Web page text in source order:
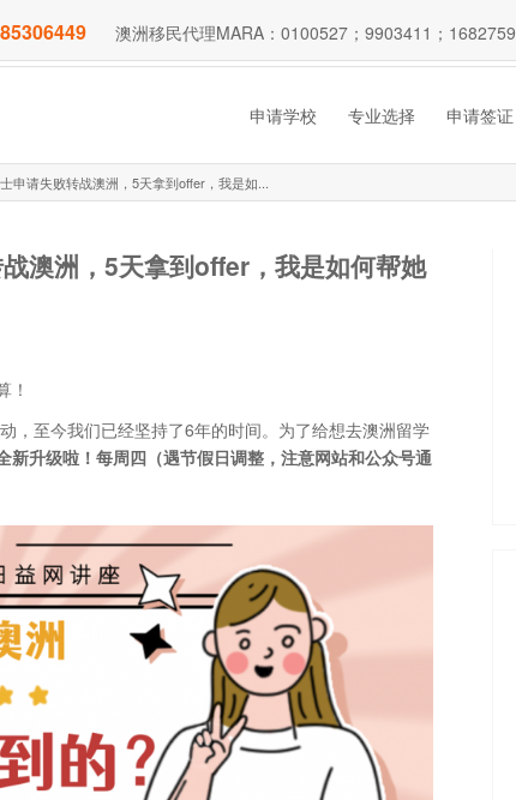
澳洲移民代理MARA：0100527；9903411；1682759
申请学校 专业选择 申请签证
申请失败转战澳洲，5天拿到offer，我是如...
澳洲，5天拿到offer，我是如何帮她
！
，至今我们已经坚持了6年的时间。为了给想去澳洲留学
新升级啦！每周四（遇节假日调整，注意网站和公众号通